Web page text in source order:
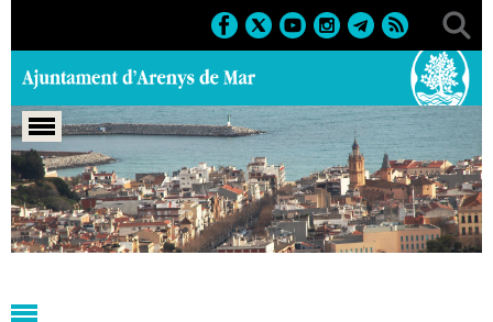
Portada > Agenda > 08-06-
2025 > Marcs > Culturals > 2025 > Fires